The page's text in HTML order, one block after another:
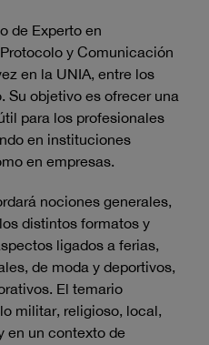
de Experto en
y Comunicación
en la UNIA, entre los
Su objetivo es ofrecer una
para los profesionales
en instituciones
en empresas.
nociones generales,
distintos formatos y
ligados a ferias,
de moda y deportivos,
El temario
militar, religioso, local,
en un contexto de